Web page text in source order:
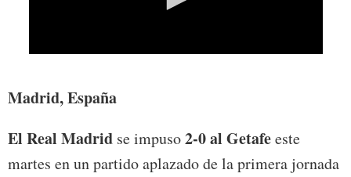
Madrid, España
El Real Madrid se impuso2-0 al Getafeeste
martes en un partido aplazado de la primera jornada